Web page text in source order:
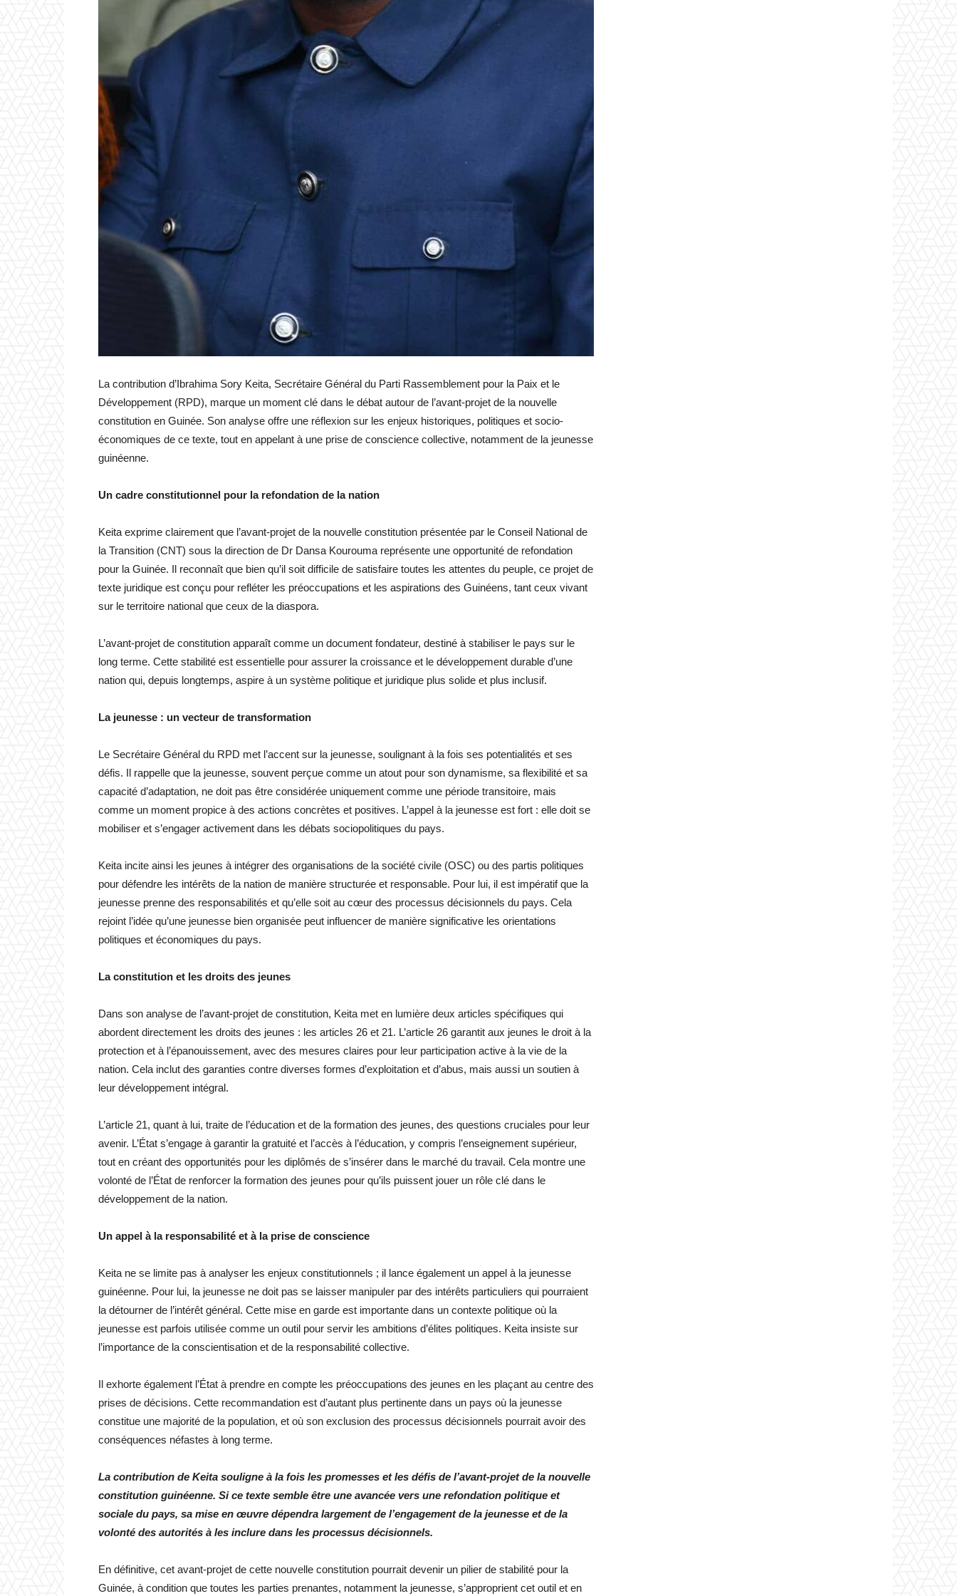
La contribution d’Ibrahima Sory Keita, Secrétaire Général du Parti Rassemblement pour la Paix et le
Développement (RPD), marque un moment clé dans le débat autour de l’avant-projet de la nouvelle
constitution en Guinée. Son analyse offre une réflexion sur les enjeux historiques, politiques et socio-
économiques de ce texte, tout en appelant à une prise de conscience collective, notamment de la jeunesse
guinéenne.
Un cadre constitutionnel pour la refondation de la nation
Keita exprime clairement que l’avant-projet de la nouvelle constitution présentée par le Conseil National de
la Transition (CNT) sous la direction de Dr Dansa Kourouma représente une opportunité de refondation
pour la Guinée. Il reconnaît que bien qu’il soit difficile de satisfaire toutes les attentes du peuple, ce projet de
texte juridique est conçu pour refléter les préoccupations et les aspirations des Guinéens, tant ceux vivant
sur le territoire national que ceux de la diaspora.
L’avant-projet de constitution apparaît comme un document fondateur, destiné à stabiliser le pays sur le
long terme. Cette stabilité est essentielle pour assurer la croissance et le développement durable d’une
nation qui, depuis longtemps, aspire à un système politique et juridique plus solide et plus inclusif.
La jeunesse : un vecteur de transformation
Le Secrétaire Général du RPD met l’accent sur la jeunesse, soulignant à la fois ses potentialités et ses
défis. Il rappelle que la jeunesse, souvent perçue comme un atout pour son dynamisme, sa flexibilité et sa
capacité d’adaptation, ne doit pas être considérée uniquement comme une période transitoire, mais
comme un moment propice à des actions concrètes et positives. L’appel à la jeunesse est fort : elle doit se
mobiliser et s’engager activement dans les débats sociopolitiques du pays.
Keita incite ainsi les jeunes à intégrer des organisations de la société civile (OSC) ou des partis politiques
pour défendre les intérêts de la nation de manière structurée et responsable. Pour lui, il est impératif que la
jeunesse prenne des responsabilités et qu’elle soit au cœur des processus décisionnels du pays. Cela
rejoint l’idée qu’une jeunesse bien organisée peut influencer de manière significative les orientations
politiques et économiques du pays.
La constitution et les droits des jeunes
Dans son analyse de l’avant-projet de constitution, Keita met en lumière deux articles spécifiques qui
abordent directement les droits des jeunes : les articles 26 et 21. L’article 26 garantit aux jeunes le droit à la
protection et à l’épanouissement, avec des mesures claires pour leur participation active à la vie de la
nation. Cela inclut des garanties contre diverses formes d’exploitation et d’abus, mais aussi un soutien à
leur développement intégral.
L’article 21, quant à lui, traite de l’éducation et de la formation des jeunes, des questions cruciales pour leur
avenir. L’État s’engage à garantir la gratuité et l’accès à l’éducation, y compris l’enseignement supérieur,
tout en créant des opportunités pour les diplômés de s’insérer dans le marché du travail. Cela montre une
volonté de l’État de renforcer la formation des jeunes pour qu’ils puissent jouer un rôle clé dans le
développement de la nation.
Un appel à la responsabilité et à la prise de conscience
Keita ne se limite pas à analyser les enjeux constitutionnels ; il lance également un appel à la jeunesse
guinéenne. Pour lui, la jeunesse ne doit pas se laisser manipuler par des intérêts particuliers qui pourraient
la détourner de l’intérêt général. Cette mise en garde est importante dans un contexte politique où la
jeunesse est parfois utilisée comme un outil pour servir les ambitions d’élites politiques. Keita insiste sur
l’importance de la conscientisation et de la responsabilité collective.
Il exhorte également l’État à prendre en compte les préoccupations des jeunes en les plaçant au centre des
prises de décisions. Cette recommandation est d’autant plus pertinente dans un pays où la jeunesse
constitue une majorité de la population, et où son exclusion des processus décisionnels pourrait avoir des
conséquences néfastes à long terme.
La contribution de Keita souligne à la fois les promesses et les défis de l’avant-projet de la nouvelle
constitution guinéenne. Si ce texte semble être une avancée vers une refondation politique et
sociale du pays, sa mise en œuvre dépendra largement de l’engagement de la jeunesse et de la
volonté des autorités à les inclure dans les processus décisionnels.
En définitive, cet avant-projet de cette nouvelle constitution pourrait devenir un pilier de stabilité pour la
Guinée, à condition que toutes les parties prenantes, notamment la jeunesse, s’approprient cet outil et en